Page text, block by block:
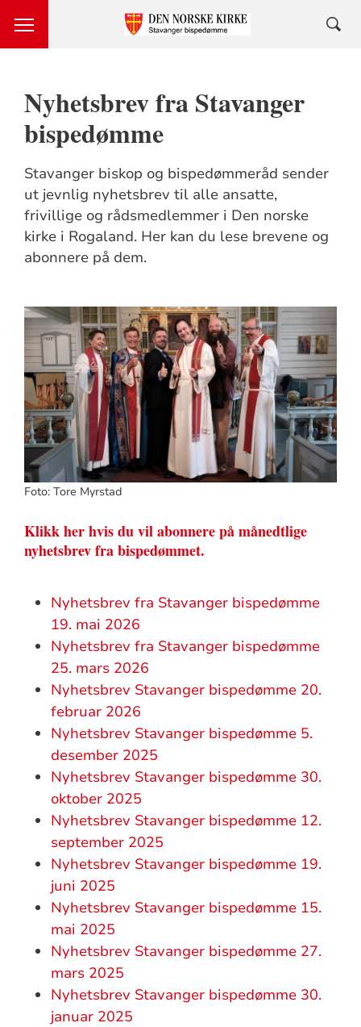
Nyhetsbrev fra Stavanger
bispedømme
Stavanger biskop og bispedømmeråd sender
ut jevnlig nyhetsbrev til alle ansatte,
frivillige og rådsmedlemmer i Den norske
kirke i Rogaland. Her kan du lese brevene og
abonnere på dem.
Foto: Tore Myrstad
Klikk her hvis du vil abonnere på månedtlige
nyhetsbrev fra bispedømmet.
Nyhetsbrev fra Stavanger bispedømme
19. mai 2026
Nyhetsbrev fra Stavanger bispedømme
25. mars 2026
Nyhetsbrev Stavanger bispedømme 20.
februar 2026
Nyhetsbrev Stavanger bispedømme 5.
desember 2025
Nyhetsbrev Stavanger bispedømme 30.
oktober 2025
Nyhetsbrev Stavanger bispedømme 12.
september 2025
Nyhetsbrev Stavanger bispedømme 19.
juni 2025
Nyhetsbrev Stavanger bispedømme 15.
mai 2025
Nyhetsbrev Stavanger bispedømme 27.
mars 2025
Nyhetsbrev Stavanger bispedømme 30.
januar 2025